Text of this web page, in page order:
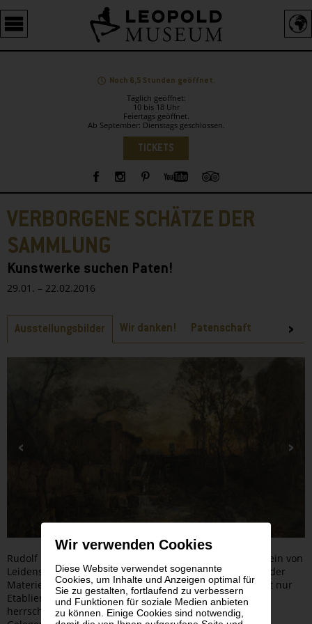
Wir verwenden Cookies
Diese Website verwendet sogenannte
Cookies, um Inhalte und Anzeigen optimal für
Sie zu gestalten, fortlaufend zu verbessern
und Funktionen für soziale Medien anbieten
zu können. Einige Cookies sind notwendig,
Barrierefreie
Bedienung
der
Noch 6,5 Stunden geöffnet.
Täglich geöffnet:
10 bis 18 Uhr
Feiertags geöffnet.
Ab September: Dienstags geschlossen.
TICKETS
Sidebar
VERBORGENE SCHÄTZE DER
SAMMLUNG
Kunstwerke suchen Paten!
29.01. – 22.02.2016
Reiter
Ausstellungsbilder Wir danken! Patenschaft
Rudolf Leopold, der Gründer des Leopold Museum, war ein von
Leidenschaft, Sinn für Qualität und profunder Kenntnis der
Materie geprägter Sammler. In seinem Fokus stand nicht nur
Etabliertes, sondern oft auch Arbeiten, denen vom
herrschenden Kunstbetrieb wenig Beachtung zukam.